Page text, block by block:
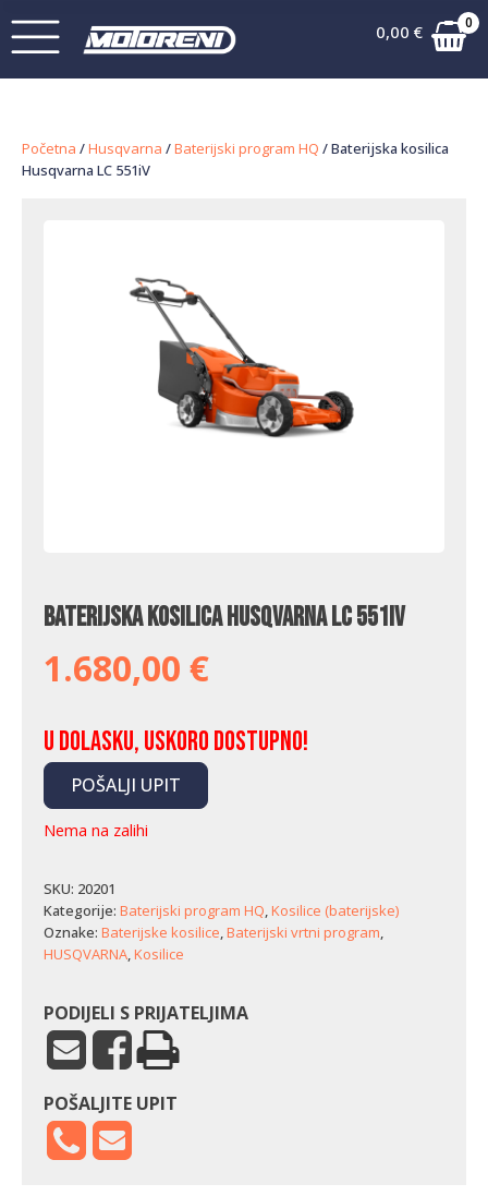
0,00 € 0
Početna /Husqvarna /Baterijski program HQ / Baterijska kosilica
Husqvarna LC 551iV
Baterijska kosilica Husqvarna LC 551iV
1.680,00 €
U dolasku, uskoro dostupno!
POŠALJI UPIT
Nema na zalihi
SKU: 20201
Kategorije: Baterijski program HQ,Kosilice (baterijske)
Oznake: Baterijske kosilice,Baterijski vrtni program,
HUSQVARNA,Kosilice
PODIJELI S PRIJATELJIMA
POŠALJITE UPIT